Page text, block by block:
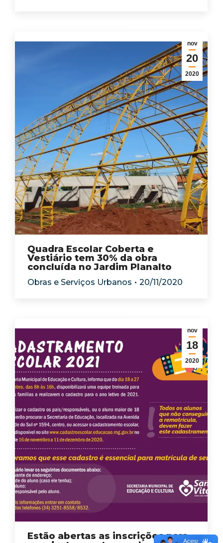
nov
20
2020
Quadra Escolar Coberta e
Vestiário tem 30% da obra
concluída no Jardim Planalto
Obras e Serviços Urbanos 20/11/2020
nov
18
2020
Estão abertas as inscrições para